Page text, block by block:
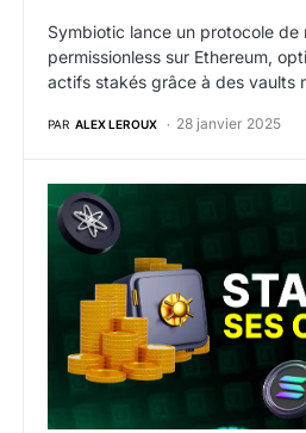
Symbiotic lance un protocole de
permissionless sur Ethereum,
actifs stakés grâce à des vaults
PAR ALEX LEROUX 28 janvier 2025
Comment staker ses